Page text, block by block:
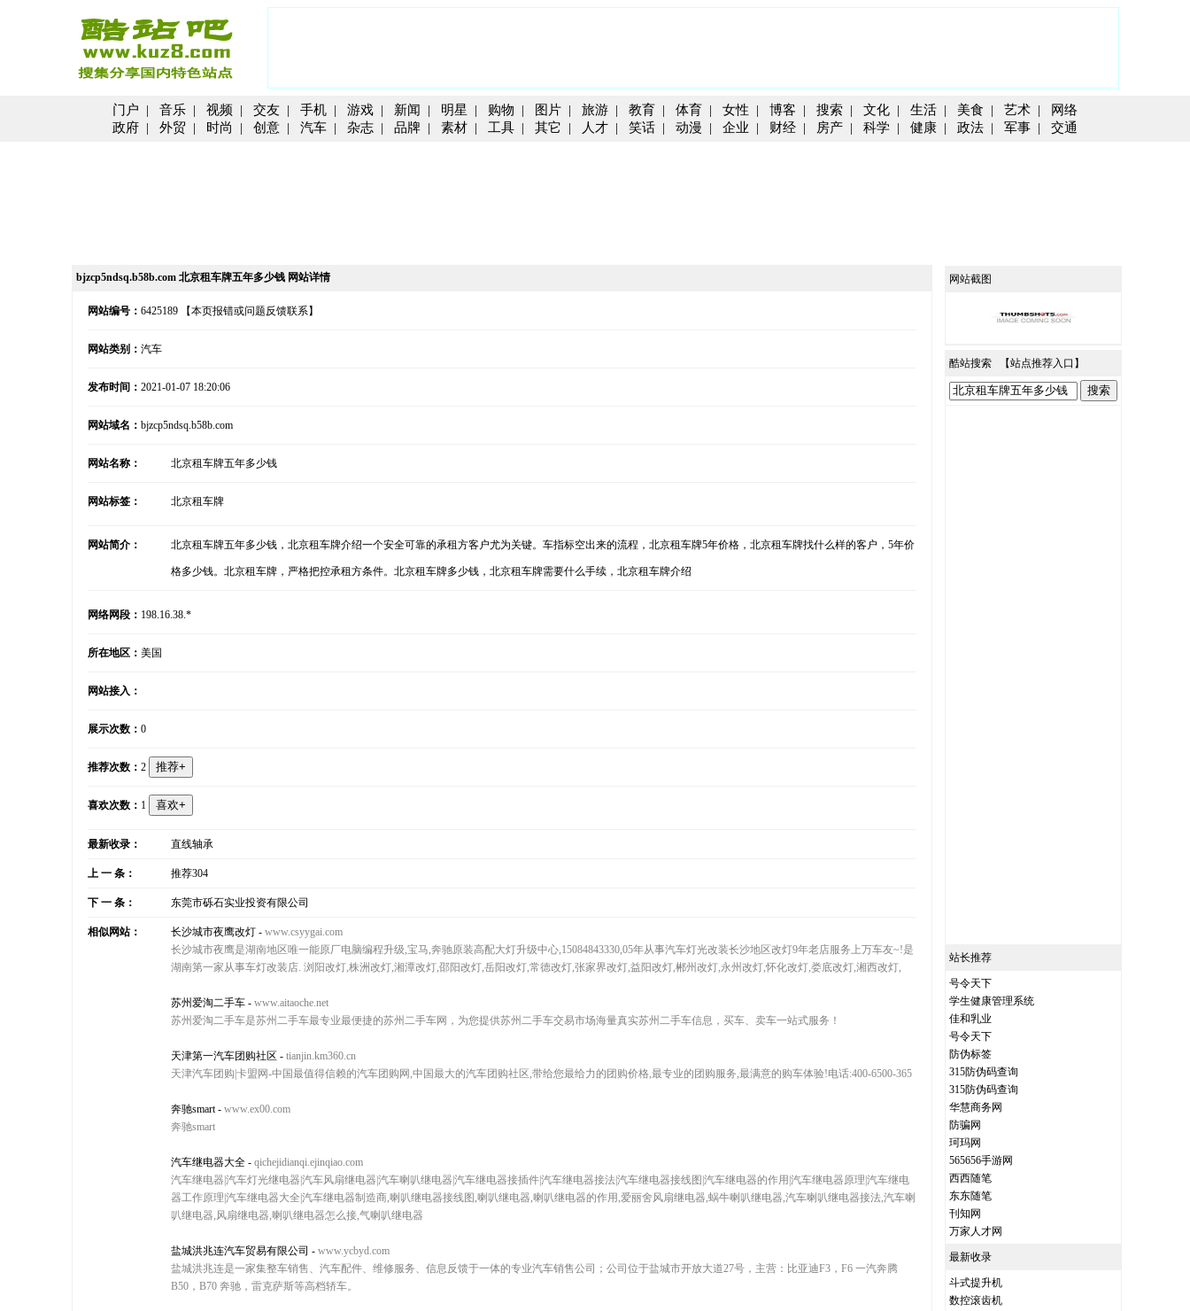
门户 | 音乐 | 视频 | 交友 | 手机 | 游戏 | 新闻 | 明星 | 购物 | 图片 | 旅游 | 教育 | 体育 | 女性 | 博客 | 搜索 | 文化 | 生活 | 美食 | 艺术 |
网络
政府 | 外贸 | 时尚 | 创意 | 汽车 | 杂志 | 品牌 | 素材 | 工具 | 其它 | 人才 | 笑话 | 动漫 | 企业 | 财经 | 房产 | 科学 | 健康 | 政法 | 军事 | 交通
bjzcp5ndsq.b58b.com 北京租车牌五年多少钱 网站详情
网站编号： 6425189 【本页报错或问题反馈联系】
网站类别： 汽车
发布时间： 2021-01-07 18:20:06
网站域名： bjzcp5ndsq.b58b.com
网站名称： 北京租车牌五年多少钱
网站标签： 北京租车牌
网站简介： 北京租车牌五年多少钱，北京租车牌介绍一个安全可靠的承租方客户尤为关键。车指标空出来的流程，北京租车牌5年价格，北京租车牌找什么样的客户，5年价
格多少钱。北京租车牌，严格把控承租方条件。北京租车牌多少钱，北京租车牌需要什么手续，北京租车牌介绍
网络网段： 198.16.38.*
所在地区： 美国
网站接入：
展示次数： 0
推荐次数： 2
喜欢次数： 1
最新收录： 直线轴承
上 一 条： 推荐304
下 一 条： 东莞市砾石实业投资有限公司
相似网站： 长沙城市夜鹰改灯 - www.csyygai.com
长沙城市夜鹰是湖南地区唯一能原厂电脑编程升级,宝马,奔驰原装高配大灯升级中心,15084843330,05年从事汽车灯光改装长沙地区改灯9年老店服务上万车友~!是
湖南第一家从事车灯改装店. 浏阳改灯,株洲改灯,湘潭改灯,邵阳改灯,岳阳改灯,常德改灯,张家界改灯,益阳改灯,郴州改灯,永州改灯,怀化改灯,娄底改灯,湘西改灯,
苏州爱淘二手车 - www.aitaoche.net
苏州爱淘二手车是苏州二手车最专业最便捷的苏州二手车网，为您提供苏州二手车交易市场海量真实苏州二手车信息，买车、卖车一站式服务！
天津第一汽车团购社区 - tianjin.km360.cn
天津汽车团购|卡盟网-中国最值得信赖的汽车团购网,中国最大的汽车团购社区,带给您最给力的团购价格,最专业的团购服务,最满意的购车体验!电话:400-6500-365
奔驰smart- www.ex00.com
奔驰smart
汽车继电器大全 - qichejidianqi.ejinqiao.com
汽车继电器|汽车灯光继电器|汽车风扇继电器|汽车喇叭继电器|汽车继电器接插件|汽车继电器接法|汽车继电器接线图|汽车继电器的作用|汽车继电器原理|汽车继电
器工作原理|汽车继电器大全|汽车继电器制造商,喇叭继电器接线图,喇叭继电器,喇叭继电器的作用,爱丽舍风扇继电器,蜗牛喇叭继电器,汽车喇叭继电器接法,汽车喇
叭继电器,风扇继电器,喇叭继电器怎么接,气喇叭继电器
盐城洪兆连汽车贸易有限公司 - www.ycbyd.com
盐城洪兆连是一家集整车销售、汽车配件、维修服务、信息反馈于一体的专业汽车销售公司；公司位于盐城市开放大道27号，主营：比亚迪F3，F6 一汽奔腾
B50，B70 奔驰，雷克萨斯等高档轿车。
网站截图
酷站搜索 【站点推荐入口 】
站长推荐
号令天下
学生健康管理系统
佳和乳业
号令天下
防伪标签
315防伪码查询
315防伪码查询
华慧商务网
防骗网
珂玛网
565656手游网
西西随笔
东东随笔
刊知网
万家人才网
最新收录
斗式提升机
数控滚齿机